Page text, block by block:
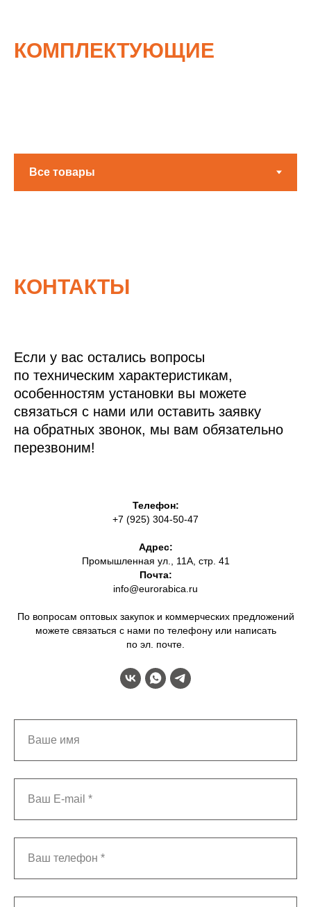
КОМПЛЕКТУЮЩИЕ
КОНТАКТЫ
Если у вас остались вопросы
по техническим характеристикам,
особенностям установки вы можете
связаться с нами или оставить заявку
на обратных звонок, мы вам обязательно
перезвоним!
Телефон:
+7 (925) 304-50-47
Адрес:
Промышленная ул., 11А, стр. 41
Почта:
info@eurorabica.ru
По вопросам оптовых закупок и коммерческих предложений
можете связаться с нами по телефону или написать
по эл. почте.
Ваше имя
Ваш E-mail *
Ваш телефон *